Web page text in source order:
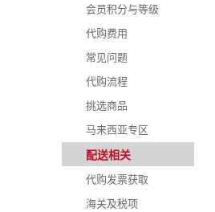
会员积分与等级
代购费用
常见问题
代购流程
挑选商品
马来西亚专区
配送相关
代购发票获取
海关及税项